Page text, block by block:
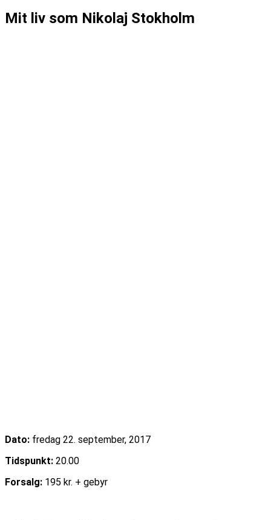
Mit liv som Nikolaj Stokholm
Dato: fredag 22. september, 2017
Tidspunkt: 20.00
Forsalg: 195 kr. + gebyr